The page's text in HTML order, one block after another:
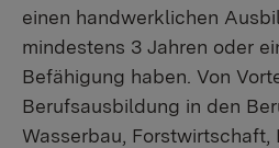
einen handwerklichen
mindestens 3 Jahren oder
Befähigung haben. Von
Berufsausbildung in den
Wasserbau, Forstwirtschaft,